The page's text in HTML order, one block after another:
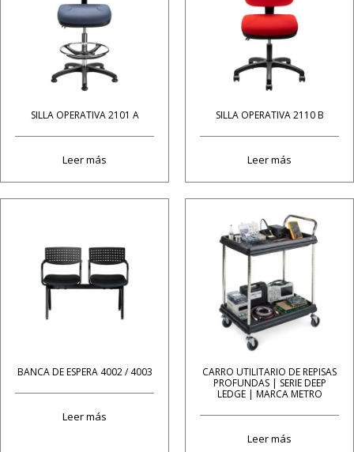
SILLA OPERATIVA 2101 A
Leer más
SILLA OPERATIVA 2110 B
Leer más
BANCA DE ESPERA 4002 / 4003
Leer más
CARRO UTILITARIO DE REPISAS
PROFUNDAS | SERIE DEEP
LEDGE | MARCA METRO
Leer más